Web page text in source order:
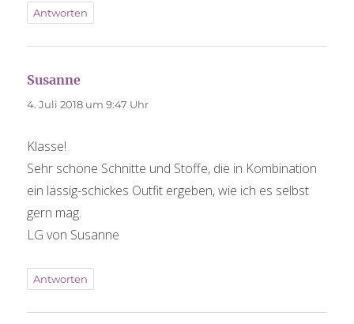
Antworten
Susanne
4. Juli 2018 um 9:47 Uhr
Klasse!
Sehr schöne Schnitte und Stoffe, die in Kombination
ein lässig-schickes Outfit ergeben, wie ich es selbst
gern mag.
LG von Susanne
Antworten